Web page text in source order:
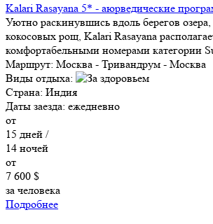
Kalari Rasayana 5* - аюрведические
Уютно раскинувшись вдоль берегов озера,
кокосовых рощ, Kalari Rasayana
комфортабельными номерами категории
Маршрут: Москва - Тривандрум - Москва
Виды отдыха:
Страна: Индия
Даты заезда: ежедневно
от
15 дней /
14 ночей
от
7 600 $
за человека
Подробнее